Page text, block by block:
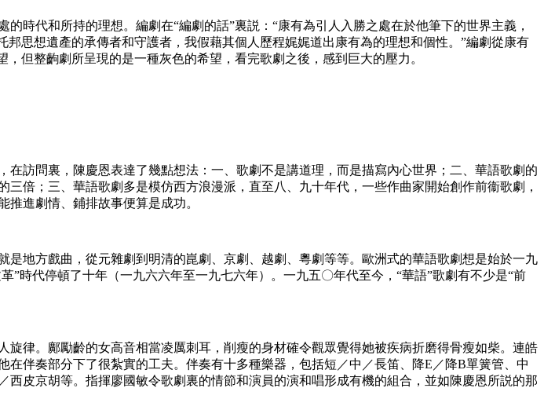
時代和所持的理想。編劇在“編劇的話”裏説：“康有為引人入勝之處在於他筆下的世界主義，
思想遺產的承傳者和守護者，我假藉其個人歷程娓娓道出康有為的理想和個性。”編劇從康有
但整齣劇所呈現的是一種灰色的希望，看完歌劇之後，感到巨大的壓力。
訪問裏，陳慶恩表達了幾點想法：一、歌劇不是講道理，而是描寫內心世界；二、華語歌劇的
倍；三、華語歌劇多是模仿西方浪漫派，直至八、九十年代，一些作曲家開始創作前衞歌劇，
進劇情、鋪排故事便算是成功。
地方戲曲，從元雜劇到明清的崑劇、京劇、越劇、粵劇等等。歐洲式的華語歌劇想是始於一九
時代停頓了十年（一九六六年至一九七六年）。一九五〇年代至今，“華語”歌劇有不少是“前
律。鄺勵齡的女高音相當凌厲刺耳，削瘦的身材確令觀眾覺得她被疾病折磨得骨瘦如柴。連皓
伴奏部分下了很紮實的工夫。伴奏有十多種樂器，包括短／中／長笛、降E／降B單簧管、中
皮京胡等。指揮廖國敏令歌劇裏的情節和演員的演和唱形成有機的組合，並如陳慶恩所説的那